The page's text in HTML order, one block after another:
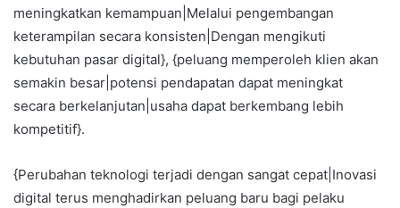
meningkatkan kemampuan|Melalui pengembangan
keterampilan secara konsisten|Dengan mengikuti
kebutuhan pasar digital}, {peluang memperoleh klien akan
semakin besar|potensi pendapatan dapat meningkat
secara berkelanjutan|usaha dapat berkembang lebih
kompetitif}.
{Perubahan teknologi terjadi dengan sangat cepat|Inovasi
digital terus menghadirkan peluang baru bagi pelaku